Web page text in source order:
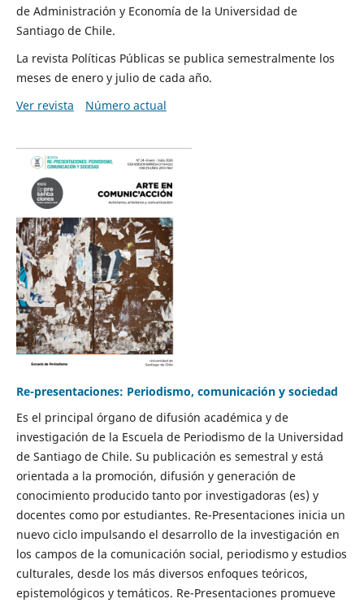
de Administración y Economía de la Universidad de
Santiago de Chile.
La revista Políticas Públicas se publica semestralmente los
meses de enero y julio de cada año.
Ver revista
Número actual
Re-presentaciones: Periodismo, comunicación y sociedad
Es el principal órgano de difusión académica y de
investigación de la Escuela de Periodismo de la Universidad
de Santiago de Chile. Su publicación es semestral y está
orientada a la promoción, difusión y generación de
conocimiento producido tanto por investigadoras (es) y
docentes como por estudiantes. Re-Presentaciones inicia un
nuevo ciclo impulsando el desarrollo de la investigación en
los campos de la comunicación social, periodismo y estudios
culturales, desde los más diversos enfoques teóricos,
epistemológicos y temáticos. Re-Presentaciones promueve